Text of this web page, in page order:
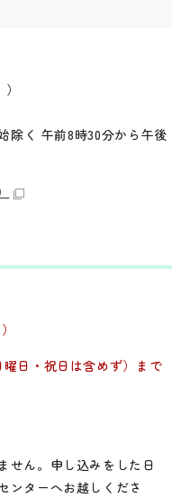
除く 午前8時30分から午後
日・祝日は含めず）まで
せん。申し込みをした日
ンターへお越しくださ